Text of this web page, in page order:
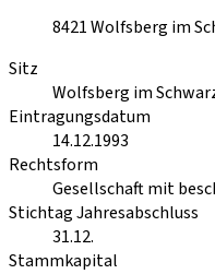
8421Wolfsberg im
Sitz
Wolfsberg im
Eintragungsdatum
14.12.1993
Rechtsform
Gesellschaft mit
Stichtag Jahresabschluss
31.12.
Stammkapital